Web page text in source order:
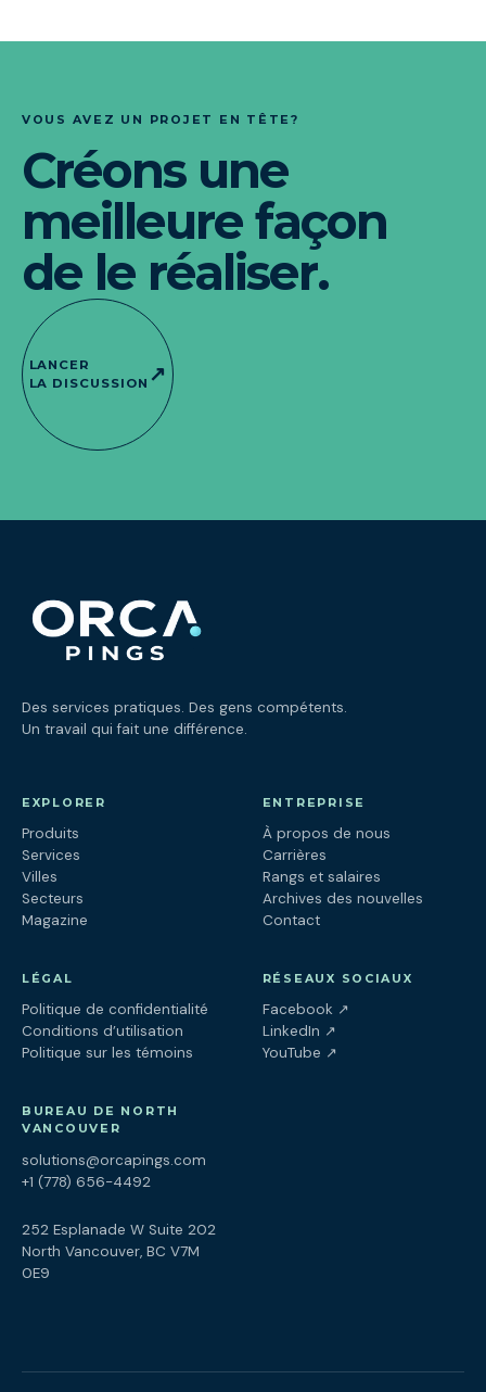
VOUS AVEZ UN PROJET EN TÊTE?
Créons une
meilleure façon
de le réaliser.
LANCER
LA DISCUSSION ↗
Des services pratiques. Des gens compétents.
Un travail qui fait une différence.
EXPLORER
Produits
Services
Villes
Secteurs
Magazine
ENTREPRISE
À propos de nous
Carrières
Rangs et salaires
Archives des nouvelles
Contact
LÉGAL
Politique de confidentialité
Conditions d’utilisation
Politique sur les témoins
RÉSEAUX SOCIAUX
Facebook ↗(ouvre dans un
LinkedIn ↗(ouvre dans un
YouTube ↗(ouvre dans un
BUREAU DE NORTH
VANCOUVER
solutions@orcapings.com
+1 (778) 656-4492
252 Esplanade W Suite 202
North Vancouver, BC V7M
0E9